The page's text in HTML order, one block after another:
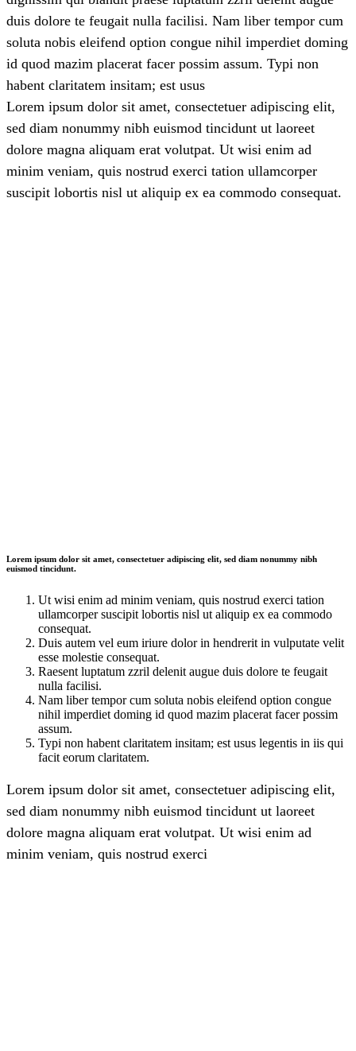
duis dolore te feugait nulla facilisi. Nam liber tempor cum
soluta nobis eleifend option congue nihil imperdiet doming
id quod mazim placerat facer possim assum. Typi non
habent claritatem insitam; est usus
Lorem ipsum dolor sit amet, consectetuer adipiscing elit,
sed diam nonummy nibh euismod tincidunt ut laoreet
dolore magna aliquam erat volutpat. Ut wisi enim ad
minim veniam, quis nostrud exerci tation ullamcorper
suscipit lobortis nisl ut aliquip ex ea commodo consequat.
Lorem ipsum dolor sit amet, consectetuer adipiscing elit, sed diam nonummy nibh
euismod tincidunt.
Ut wisi enim ad minim veniam, quis nostrud exerci tation
ullamcorper suscipit lobortis nisl ut aliquip ex ea commodo
consequat.
Duis autem vel eum iriure dolor in hendrerit in vulputate velit
esse molestie consequat.
Raesent luptatum zzril delenit augue duis dolore te feugait
nulla facilisi.
Nam liber tempor cum soluta nobis eleifend option congue
nihil imperdiet doming id quod mazim placerat facer possim
assum.
Typi non habent claritatem insitam; est usus legentis in iis qui
facit eorum claritatem.
Lorem ipsum dolor sit amet, consectetuer adipiscing elit,
sed diam nonummy nibh euismod tincidunt ut laoreet
dolore magna aliquam erat volutpat. Ut wisi enim ad
minim veniam, quis nostrud exerci